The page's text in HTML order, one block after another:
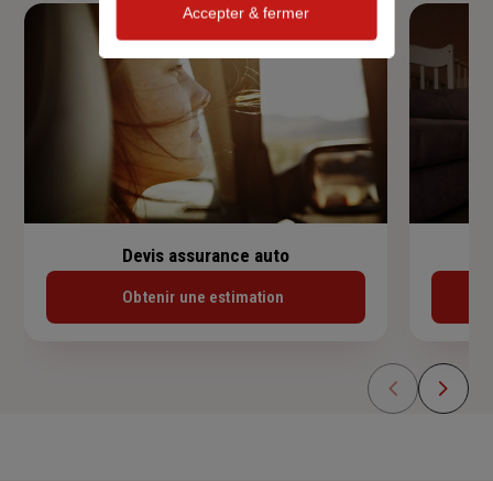
Devis assurance auto
Obtenir une estimation
Accepter & fermer